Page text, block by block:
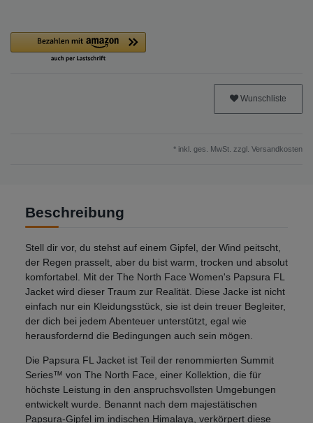
Wunschliste
* inkl. ges. MwSt. zzgl. Versandkosten
Beschreibung
Stell dir vor, du stehst auf einem Gipfel, der Wind peitscht,
der Regen prasselt, aber du bist warm, trocken und absolut
komfortabel. Mit der The North Face Women's Papsura FL
Jacket wird dieser Traum zur Realität. Diese Jacke ist nicht
einfach nur ein Kleidungsstück, sie ist dein treuer Begleiter,
der dich bei jedem Abenteuer unterstützt, egal wie
herausfordernd die Bedingungen auch sein mögen.
Die Papsura FL Jacket ist Teil der renommierten Summit
Series™ von The North Face, einer Kollektion, die für
höchste Leistung in den anspruchsvollsten Umgebungen
entwickelt wurde. Benannt nach dem majestätischen
Papsura-Gipfel im indischen Himalaya, verkörpert diese